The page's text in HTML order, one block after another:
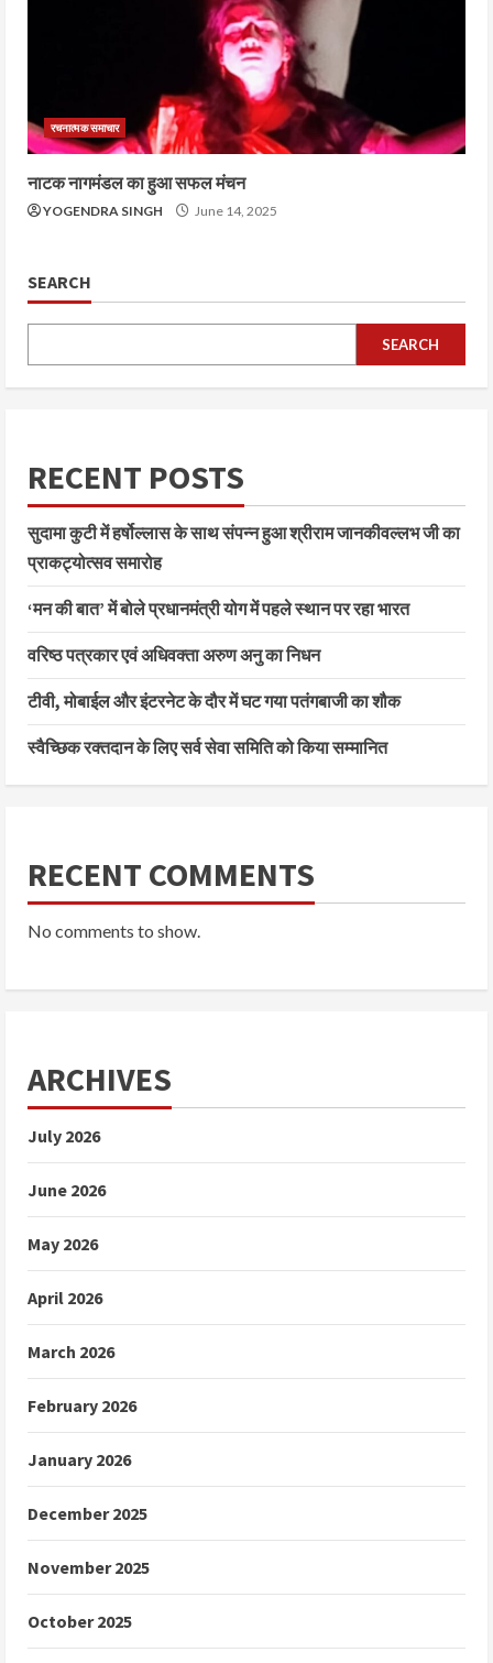
रचनात्मक समाचार
नाटक नागमंडल का हुआ सफल मंचन
YOGENDRA SINGH June 14, 2025
SEARCH
SEARCH
RECENT POSTS
सुदामा कुटी में हर्षोल्लास के साथ संपन्न हुआ श्रीराम जानकीवल्लभ जी का
प्राकट्योत्सव समारोह
‘मन की बात’ में बोले प्रधानमंत्री योग में पहले स्थान पर रहा भारत
वरिष्ठ पत्रकार एवं अधिवक्ता अरुण अनु का निधन
टीवी, मोबाईल और इंटरनेट के दौर में घट गया पतंगबाजी का शौक
स्वैच्छिक रक्तदान के लिए सर्व सेवा समिति को किया सम्मानित
RECENT COMMENTS
No comments to show.
ARCHIVES
July 2026
June 2026
May 2026
April 2026
March 2026
February 2026
January 2026
December 2025
November 2025
October 2025